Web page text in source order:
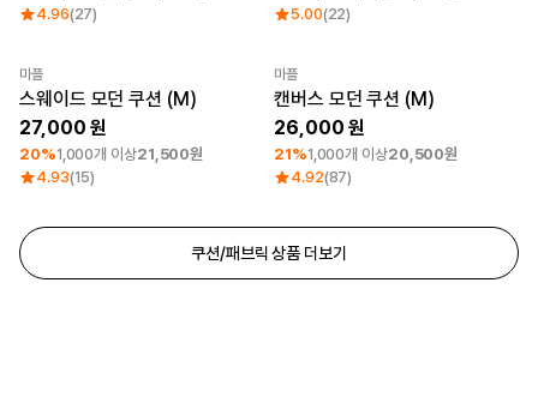
4.96(27)
5.00(22)
최소 주문수량 1개
마플
스웨이드 모던 쿠션 (M)
27,000
20%1,000개 이상21,500원
4.93(15)
최소 주문수량 1개
마플
캔버스 모던 쿠션 (M)
26,000
21%1,000개 이상20,500원
4.92(87)
쿠션/패브릭 상품 더보기